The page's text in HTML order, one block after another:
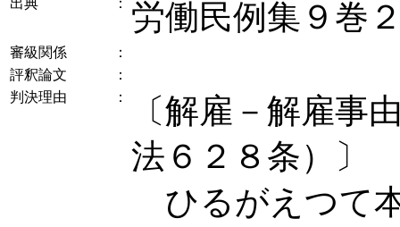
出典 ： 労働民例集９巻
審級関係
：
評釈論文
：
判決理由
：
〔解雇－解雇事
法６２８条）〕
ひるがえつて